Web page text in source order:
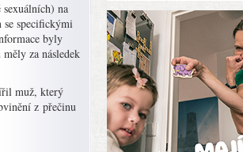
na
se specifickými
byly
za následek
muž, který
z přečinu